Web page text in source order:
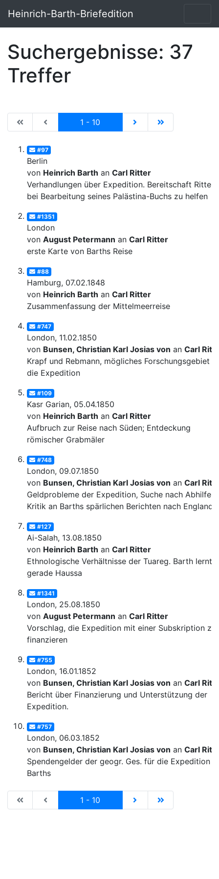
Heinrich-Barth-Briefedition
Suchergebnisse: 37
Treffer
|de:Erste Seite|en:First results page|
|de:Vorhergehende Seite|en:Previous results
1 - 10 |de:Nächste
|de:Letzte
#97
Berlin
von Heinrich Barth an Carl Ritter
Verhandlungen über Expedition. Bereitschaft Ritter
bei Bearbeitung seines Palästina-Buchs zu helfen
#1351
London
von August Petermann an Carl Ritter
erste Karte von Barths Reise
#88
Hamburg, 07.02.1848
von Heinrich Barth an Carl Ritter
Zusammenfassung der Mittelmeerreise
#747
London, 11.02.1850
von Bunsen, Christian Karl Josias von an Carl
Krapf und Rebmann, mögliches Forschungsgebiet
die Expedition
#109
Kasr Garian, 05.04.1850
von Heinrich Barth an Carl Ritter
Aufbruch zur Reise nach Süden; Entdeckung
römischer Grabmäler
#748
London, 09.07.1850
von Bunsen, Christian Karl Josias von an Carl
Geldprobleme der Expedition, Suche nach Abhilfe;
Kritik an Barths spärlichen Berichten nach England
#127
Ai-Salah, 13.08.1850
von Heinrich Barth an Carl Ritter
Ethnologische Verhältnisse der Tuareg. Barth lernt
gerade Haussa
#1341
London, 25.08.1850
von August Petermann an Carl Ritter
Vorschlag, die Expedition mit einer Subskription zu
finanzieren
#755
London, 16.01.1852
von Bunsen, Christian Karl Josias von an Carl
Bericht über Finanzierung und Unterstützung der
Expedition.
#757
London, 06.03.1852
von Bunsen, Christian Karl Josias von an Carl
Spendengelder der geogr. Ges. für die Expedition
Barths
|de:Erste Seite|en:First results page|
|de:Vorhergehende Seite|en:Previous results
1 - 10 |de:Nächste
|de:Letzte